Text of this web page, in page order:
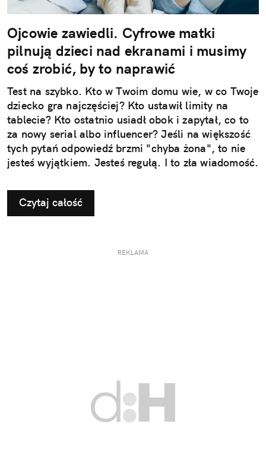
Ojcowie zawiedli. Cyfrowe matki
pilnują dzieci nad ekranami i musimy
coś zrobić, by to naprawić
Test na szybko. Kto w Twoim domu wie, w co Twoje
dziecko gra najczęściej? Kto ustawił limity na
tablecie? Kto ostatnio usiadł obok i zapytał, co to
za nowy serial albo influencer? Jeśli na większość
tych pytań odpowiedź brzmi "chyba żona", to nie
jesteś wyjątkiem. Jesteś regułą. I to zła wiadomość.
Czytaj całość
REKLAMA